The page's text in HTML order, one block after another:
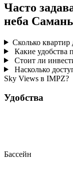
Часто
неба
Сколько квартир
Какие удобства
Стоит ли
Насколько
Sky Views в IMPZ?
Удобства
Бассейн